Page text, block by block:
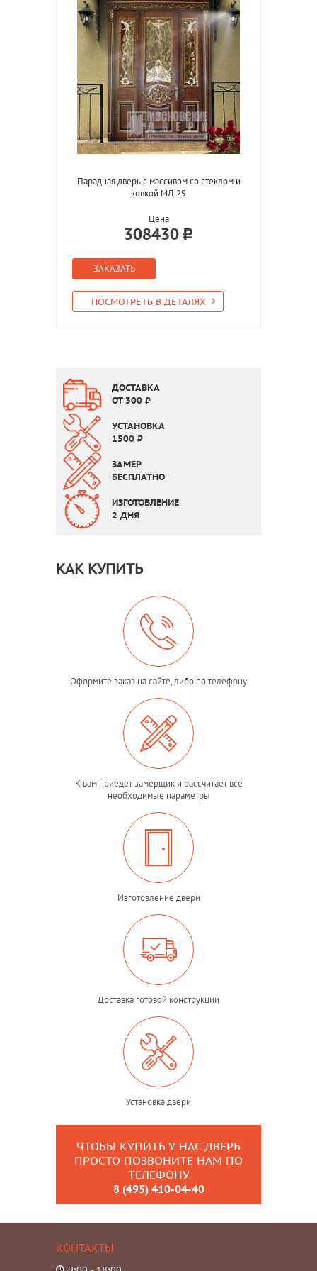
Парадная дверь с массивом со стеклом и
ковкой МД 29
Цена
308430
ЗАКАЗАТЬ
ПОСМОТРЕТЬ В ДЕТАЛЯХ
ДОСТАВКА
ОТ 300 ₽
УСТАНОВКА
1500 ₽
ЗАМЕР
БЕСПЛАТНО
ИЗГОТОВЛЕНИЕ
2 ДНЯ
КАК КУПИТЬ
Оформите заказ на сайте, либо по телефону
К вам приедет замерщик и рассчитает все
необходимые параметры
Изготовление двери
Доставка готовой конструкции
Установка двери
ЧТОБЫ КУПИТЬ У НАС ДВЕРЬ
ПРОСТО ПОЗВОНИТЕ НАМ ПО
ТЕЛЕФОНУ
8 (495) 410-04-40
КОНТАКТЫ